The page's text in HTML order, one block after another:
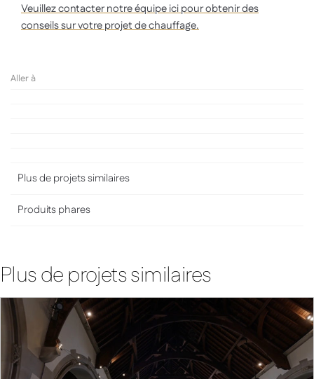
Veuillez contacter notre équipe ici pour obtenir des
conseils sur votre projet de chauffage.
Aller à
Plus de projets similaires
Produits phares
Plus de projets similaires